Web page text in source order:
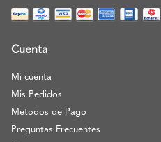
Cuenta
Mi cuenta
Mis Pedidos
Metodos de Pago
Preguntas Frecuentes